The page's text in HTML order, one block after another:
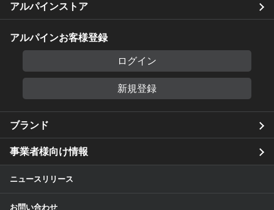
アルパインストア
アルパインお客様登録
ログイン
新規登録
ブランド
事業者様向け情報
ニュースリリース
お問い合わせ